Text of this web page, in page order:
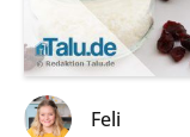
Feli